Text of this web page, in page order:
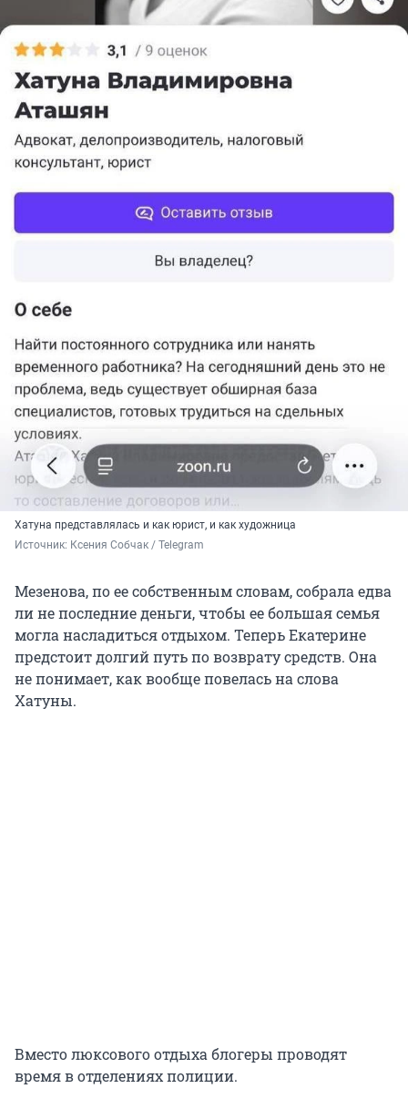
Хатуна представлялась и как юрист, и как художница
Источник: Ксения Собчак / Telegram
Мезенова, по ее собственным словам, собрала едва
ли не последние деньги, чтобы ее большая семья
могла насладиться отдыхом. Теперь Екатерине
предстоит долгий путь по возврату средств. Она
не понимает, как вообще повелась на слова
Хатуны.
Вместо люксового отдыха блогеры проводят
время в отделениях полиции.